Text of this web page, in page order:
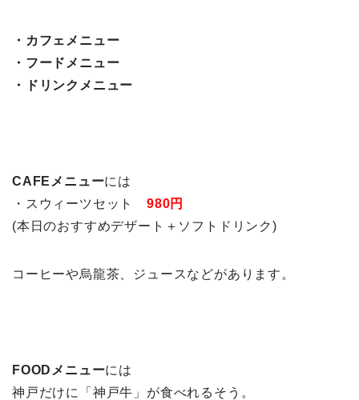
・カフェメニュー
・フードメニュー
・ドリンクメニュー
CAFEメニューには
・スウィーツセット 980円
(本日のおすすめデザート＋ソフトドリンク)
コーヒーや烏龍茶、ジュースなどがあります。
FOODメニューには
神戸だけに「神戸牛」が食べれるそう。